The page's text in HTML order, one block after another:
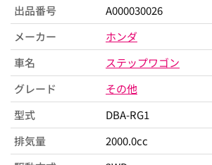
出品番号
A000030026
メーカー
ホンダ
車名
ステップワゴン
グレード
その他
型式
DBA-RG1
排気量
2000.0cc